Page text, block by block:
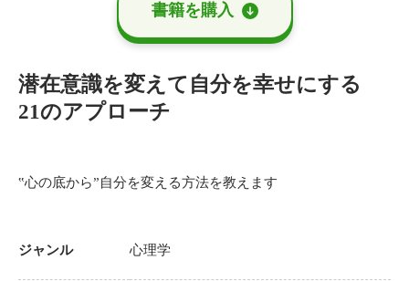
書籍を購⼊
潜在意識を変えて自分を幸せにする
21のアプローチ
‟心の底から”自分を変える方法を教えます
ジャンル 心理学